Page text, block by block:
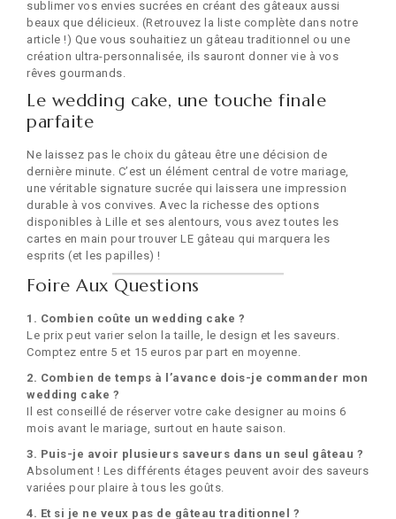
sublimer vos envies sucrées en créant des gâteaux aussi
beaux que délicieux. (Retrouvez la liste complète dans notre
article !) Que vous souhaitiez un gâteau traditionnel ou une
création ultra-personnalisée, ils sauront donner vie à vos
rêves gourmands.
Le wedding cake, une touche finale
parfaite
Ne laissez pas le choix du gâteau être une décision de
dernière minute. C’est un élément central de votre mariage,
une véritable signature sucrée qui laissera une impression
durable à vos convives. Avec la richesse des options
disponibles à Lille et ses alentours, vous avez toutes les
cartes en main pour trouver LE gâteau qui marquera les
esprits (et les papilles) !
Foire Aux Questions
1. Combien coûte un wedding cake ?
Le prix peut varier selon la taille, le design et les saveurs.
Comptez entre 5 et 15 euros par part en moyenne.
2. Combien de temps à l’avance dois-je commander mon
wedding cake ?
Il est conseillé de réserver votre cake designer au moins 6
mois avant le mariage, surtout en haute saison.
3. Puis-je avoir plusieurs saveurs dans un seul gâteau ?
Absolument ! Les différents étages peuvent avoir des saveurs
variées pour plaire à tous les goûts.
4. Et si je ne veux pas de gâteau traditionnel ?